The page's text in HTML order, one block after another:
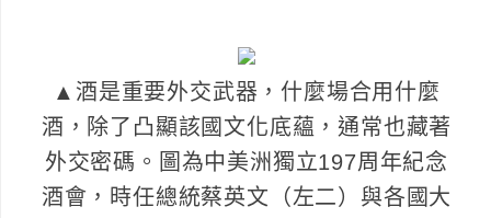
▲酒是重要外交武器，什麼場合用什麼
酒，除了凸顯該國文化底蘊，通常也藏著
外交密碼。圖為中美洲獨立197周年紀念
酒會，時任總統蔡英文（左二）與各國大